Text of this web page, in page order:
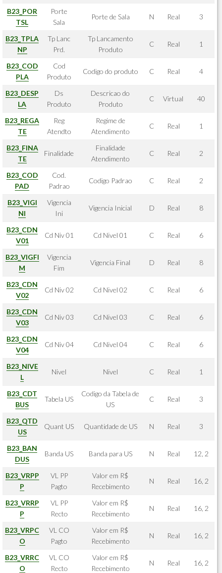
B23_POR
TSL
Porte
Sala
Porte de Sala N Real 3
B23_TPLA
NP
Tp Lanc
Prd.
Tp Lancamento
Produto
C Real 1
B23_COD
PLA
Cod
Produto
Codigo do produto C Real 4
B23_DESP
LA
Ds
Produto
Descricao do
Produto
C Virtual 40
B23_REGA
TE
Reg
Atendto
Regime de
Atendimento
C Real 1
B23_FINA
TE
Finalidade
Finalidade
Atendimento
C Real 2
B23_COD
PAD
Cod.
Padrao
Codigo Padrao C Real 2
B23_VIGI
NI
Vigencia
Ini
Vigencia Inicial D Real 8
B23_CDN
V01
Cd Niv 01 Cd Nivel 01 C Real 6
B23_VIGFI
M
Vigencia
Fim
Vigencia Final D Real 8
B23_CDN
V02
Cd Niv 02 Cd Nivel 02 C Real 6
B23_CDN
V03
Cd Niv 03 Cd Nivel 03 C Real 6
B23_CDN
V04
Cd Niv 04 Cd Nivel 04 C Real 6
B23_NIVE
L
Nivel Nivel C Real 1
B23_CDT
BUS
Tabela US
Codigo da Tabela de
US
C Real 3
B23_QTD
US
Quant US Quantidade de US N Real 3
B23_BAN
DUS
Banda US Banda para US N Real 12, 2
B23_VRPP
P
VL PP
Pagto
Valor em R$
Recebimento
N Real 16, 2
B23_VRRP
P
VL PP
Recto
Valor em R$
Recebimento
N Real 16, 2
B23_VRPC
O
VL CO
Pagto
Valor em R$
Recebimento
N Real 16, 2
B23_VRRC
O
VL CO
Recto
Valor em R$
Recebimento
N Real 16, 2